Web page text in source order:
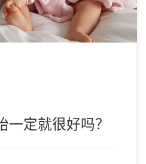
一定就很好吗？